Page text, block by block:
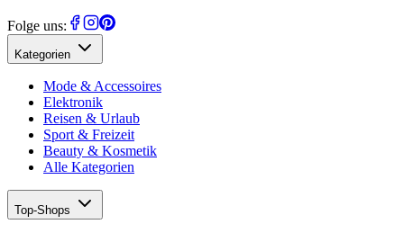
Folge uns:
Kategorien
Mode & Accessoires
Elektronik
Reisen & Urlaub
Sport & Freizeit
Beauty & Kosmetik
Alle Kategorien
Top-Shops